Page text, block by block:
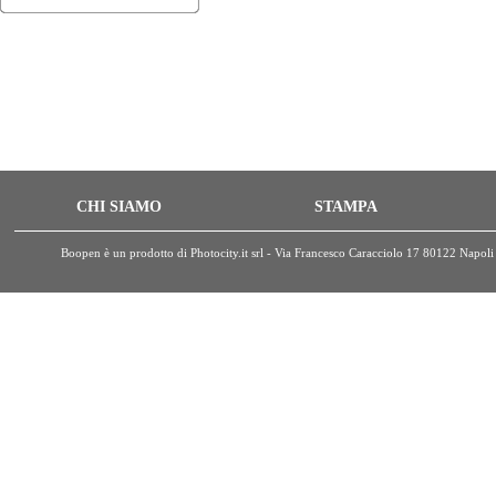
CHI SIAMO STAMPA
Boopen è un prodotto di Photocity.it srl - Via Francesco Caracciolo 17 80122